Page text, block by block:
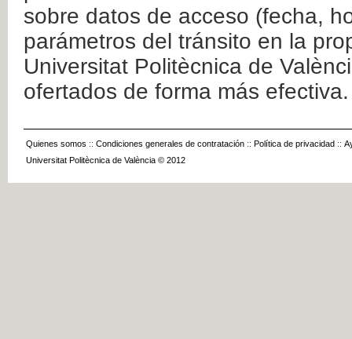
sobre datos de acceso (fecha,
parámetros del tránsito en la
Universitat Politècnica de
ofertados de forma más efectiva.
Quienes somos :: Condiciones generales de contratación :: Política de privacidad ::
Universitat Politècnica de València © 2012